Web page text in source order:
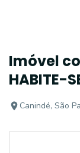
Imóvel
HABITE-
Canindé, São